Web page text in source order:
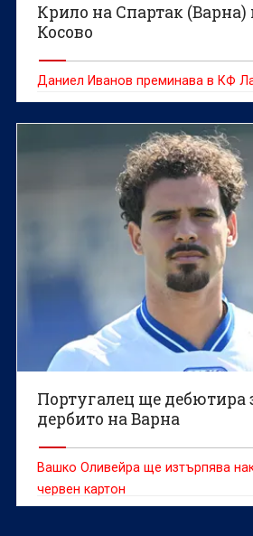
Крило на Спартак (Варна)
Косово
Даниел Иванов преминава в КФ
Португалец ще дебютира
дербито на Варна
Вашко Оливейра ще изтърпява
червен картон